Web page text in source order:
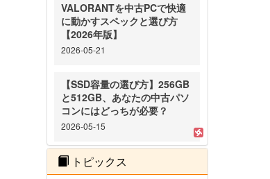
VALORANTを中古PCで快適
に動かすスペックと選び方
【2026年版】
2026-05-21
【SSD容量の選び方】256GB
と512GB、あなたの中古パソ
コンにはどっちが必要？
2026-05-15
トピックス